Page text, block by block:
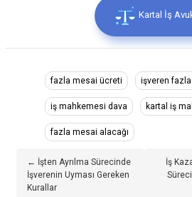
Kartal İş
fazla mesai ücreti işveren
iş mahkemesi dava kartal iş
fazla mesai alacağı
← İşten Ayrılma Sürecinde
İşverenin Uyması Gereken
Kurallar
İş